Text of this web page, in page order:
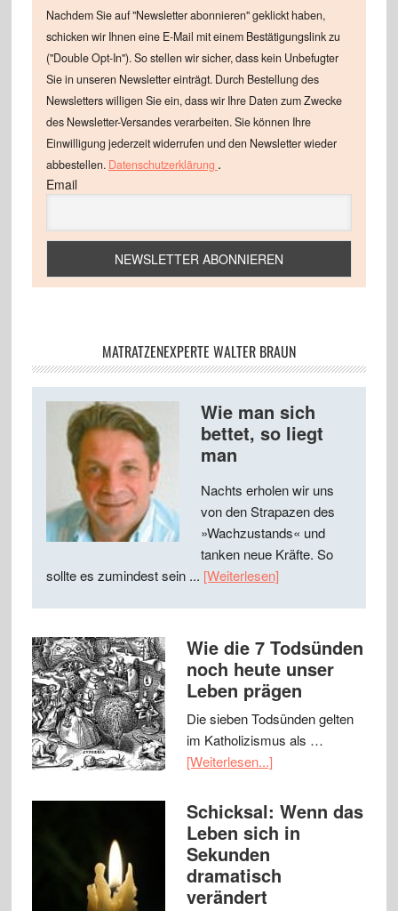
Nachdem Sie auf "Newsletter abonnieren" geklickt haben,
schicken wir Ihnen eine E-Mail mit einem Bestätigungslink zu
("Double Opt-In"). So stellen wir sicher, dass kein Unbefugter
Sie in unseren Newsletter einträgt. Durch Bestellung des
Newsletters willigen Sie ein, dass wir Ihre Daten zum Zwecke
des Newsletter-Versandes verarbeiten. Sie können Ihre
Einwilligung jederzeit widerrufen und den Newsletter wieder
abbestellen. Datenschutzerklärung .
Email
MATRATZENEXPERTE WALTER BRAUN
Wie man sich
bettet, so liegt
man
Nachts erholen wir uns
von den Strapazen des
»Wachzustands« und
tanken neue Kräfte. So
sollte es zumindest sein ... [Weiterlesen]
Wie die 7 Todsünden
noch heute unser
Leben prägen
Die sieben Todsünden gelten
im Katholizismus als …
[Weiterlesen...]
Schicksal: Wenn das
Leben sich in
Sekunden
dramatisch
verändert